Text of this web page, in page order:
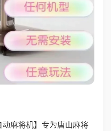
动麻将机】专为唐山麻将